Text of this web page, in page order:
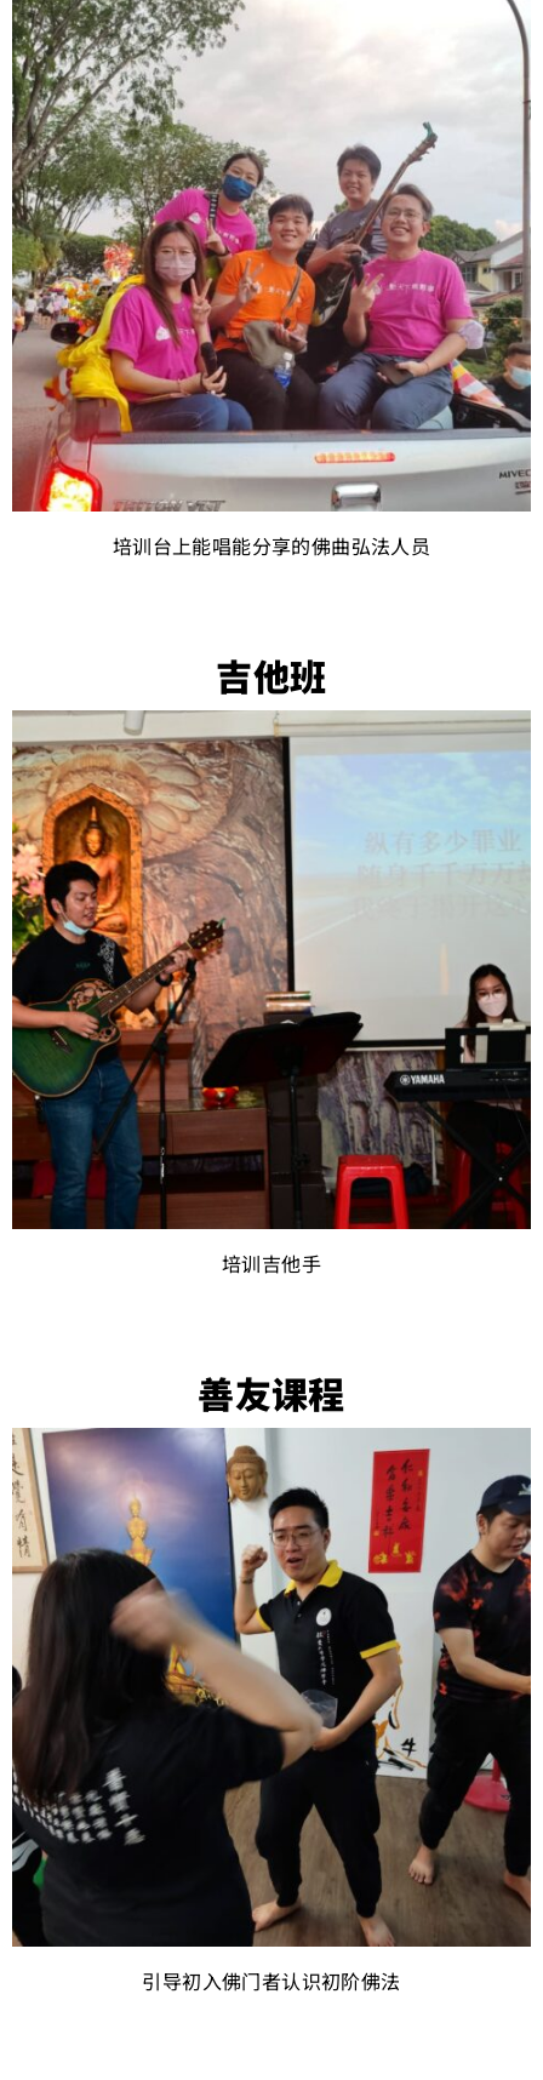
培训台上能唱能分享的佛曲弘法人员
吉他班
培训吉他手
善友课程
引导初入佛门者认识初阶佛法